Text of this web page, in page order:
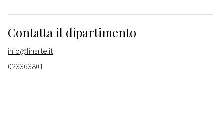
Contatta il dipartimento
info@finarte.it
023363801